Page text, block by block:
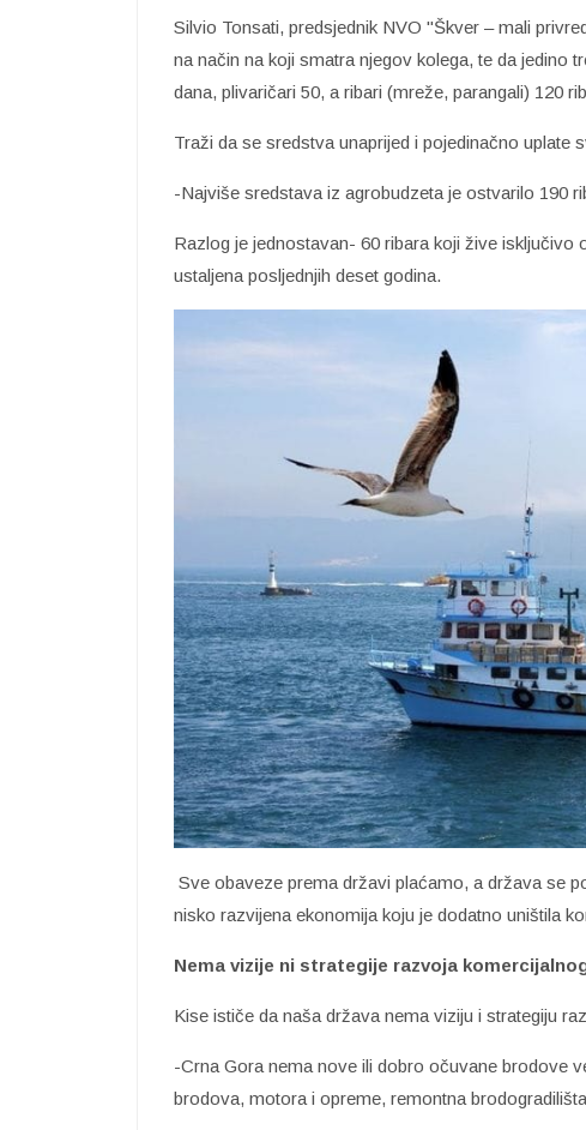
Silvio Tonsati, predsjednik NVO "Škver – mali
na način na koji smatra njegov kolega, te da jedino
dana, plivaričari 50, a ribari (mreže, parangali) 120
Traži da se sredstva unaprijed i pojedinačno uplate
-Najviše sredstava iz agrobudzeta je ostvarilo 190
Razlog je jednostavan- 60 ribara koji žive isključivo
ustaljena posljednjih deset godina.
Sve obaveze prema državi plaćamo, a država se
nisko razvijena ekonomija koju je dodatno uništila
Nema vizije ni strategije razvoja
Kise ističe da naša država nema viziju i strategiju
-Crna Gora nema nove ili dobro očuvane brodove
brodova, motora i opreme, remontna